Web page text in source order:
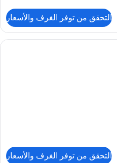
التحقق من توفر الغرف والأسعار
أغطية فراش متميزة وأسرّة بطبقة علوية
التحقق من توفر الغرف والأسعار